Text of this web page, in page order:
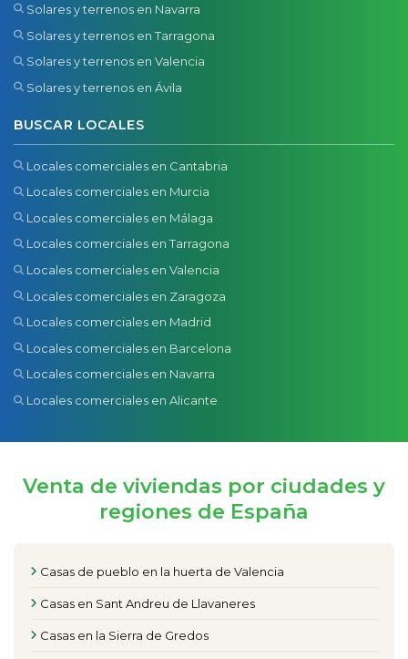
Solares y terrenos en Navarra
Solares y terrenos en Tarragona
Solares y terrenos en Valencia
Solares y terrenos en Ávila
BUSCAR LOCALES
Locales comerciales en Cantabria
Locales comerciales en Murcia
Locales comerciales en Málaga
Locales comerciales en Tarragona
Locales comerciales en Valencia
Locales comerciales en Zaragoza
Locales comerciales en Madrid
Locales comerciales en Barcelona
Locales comerciales en Navarra
Locales comerciales en Alicante
Venta de viviendas por ciudades y
regiones de España
Casas de pueblo en la huerta de Valencia
Casas en Sant Andreu de Llavaneres
Casas en la Sierra de Gredos